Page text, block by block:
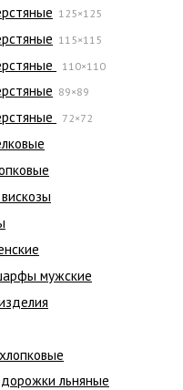
125×125
115×115
110×110
89×89
72×72
мужские
льняные